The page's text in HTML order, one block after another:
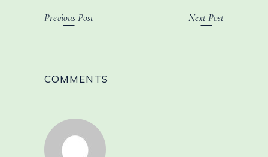
Previous Post Next Post
COMMENTS